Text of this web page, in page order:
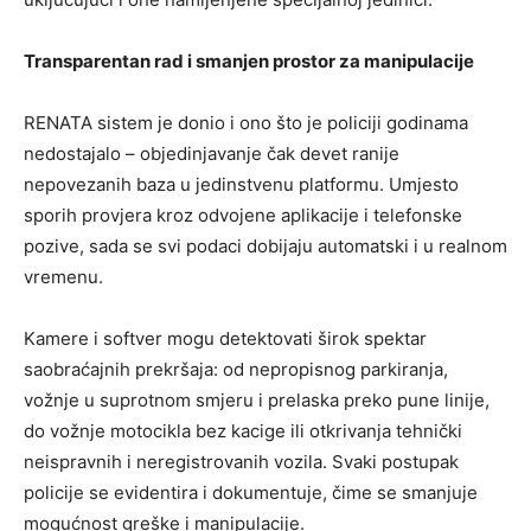
Transparentan rad i smanjen prostor za manipulacije
RENATA sistem je donio i ono što je policiji godinama
nedostajalo – objedinjavanje čak devet ranije
nepovezanih baza u jedinstvenu platformu. Umjesto
sporih provjera kroz odvojene aplikacije i telefonske
pozive, sada se svi podaci dobijaju automatski i u realnom
vremenu.
Kamere i softver mogu detektovati širok spektar
saobraćajnih prekršaja: od nepropisnog parkiranja,
vožnje u suprotnom smjeru i prelaska preko pune linije,
do vožnje motocikla bez kacige ili otkrivanja tehnički
neispravnih i neregistrovanih vozila. Svaki postupak
policije se evidentira i dokumentuje, čime se smanjuje
mogućnost greške i manipulacije.